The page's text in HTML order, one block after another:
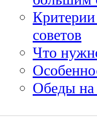
советов
Что
Обеды на